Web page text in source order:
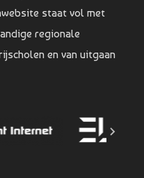
staat vol met
regionale
en van uitgaan